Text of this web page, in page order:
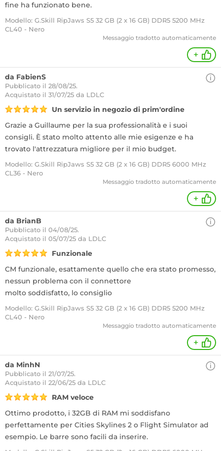
fine ha funzionato bene.
Modello: G.Skill RipJaws S5 32 GB (2 x 16 GB) DDR5 5200 MHz
CL40 - Nero
Messaggio tradotto automaticamente
+
da FabienS
Pubblicato il 28/08/25.
Acquistato il 31/07/25 da LDLC
Un servizio in negozio di prim'ordine
Grazie a Guillaume per la sua professionalità e i suoi
consigli. È stato molto attento alle mie esigenze e ha
trovato l'attrezzatura migliore per il mio budget.
Modello: G.Skill RipJaws S5 32 GB (2 x 16 GB) DDR5 6000 MHz
CL36 - Nero
Messaggio tradotto automaticamente
+
da BrianB
Pubblicato il 04/08/25.
Acquistato il 05/07/25 da LDLC
Funzionale
CM funzionale, esattamente quello che era stato promesso,
nessun problema con il connettore
molto soddisfatto, lo consiglio
Modello: G.Skill RipJaws S5 32 GB (2 x 16 GB) DDR5 5200 MHz
CL40 - Nero
Messaggio tradotto automaticamente
+
da MinhN
Pubblicato il 21/07/25.
Acquistato il 22/06/25 da LDLC
RAM veloce
Ottimo prodotto, i 32GB di RAM mi soddisfano
perfettamente per Cities Skylines 2 o Flight Simulator ad
esempio. Le barre sono facili da inserire.